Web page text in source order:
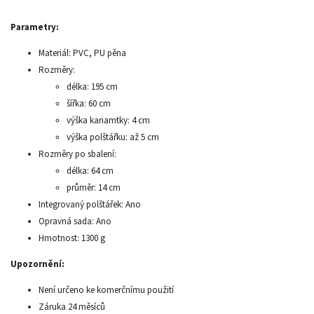
Parametry:
Materiál: PVC, PU pěna
Rozměry:
délka: 195 cm
šířka: 60 cm
výška kariamtky: 4 cm
výška polštářku: až 5 cm
Rozměry po sbalení:
délka: 64 cm
průměr: 14 cm
Integrovaný polštářek: Ano
Opravná sada: Ano
Hmotnost: 1300 g
Upozornění:
Není určeno ke komerčnímu použití
Záruka 24 měsíců